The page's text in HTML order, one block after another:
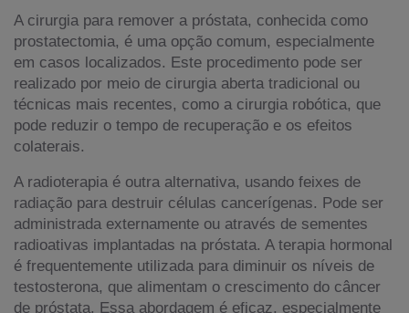
A cirurgia para remover a próstata, conhecida como
prostatectomia, é uma opção comum, especialmente
em casos localizados. Este procedimento pode ser
realizado por meio de cirurgia aberta tradicional ou
técnicas mais recentes, como a cirurgia robótica, que
pode reduzir o tempo de recuperação e os efeitos
colaterais.
A radioterapia é outra alternativa, usando feixes de
radiação para destruir células cancerígenas. Pode ser
administrada externamente ou através de sementes
radioativas implantadas na próstata. A terapia hormonal
é frequentemente utilizada para diminuir os níveis de
testosterona, que alimentam o crescimento do câncer
de próstata. Essa abordagem é eficaz, especialmente